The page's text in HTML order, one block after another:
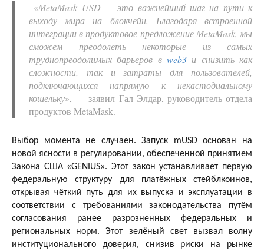
«MetaMask USD — это важнейший шаг на пути к
выходу мира на блокчейн. Благодаря встроенной
интеграции в продуктовое предложение MetaMask, мы
сможем преодолеть некоторые из самых
труднопреодолимых барьеров в web3 и снизить как
сложности, так и затраты для пользователей,
подключающихся напрямую к некастодиальному
кошельку», — заявил Гал Элдар, руководитель отдела
продуктов MetaMask.
Выбор момента не случаен. Запуск mUSD основан на
новой ясности в регулировании, обеспеченной принятием
Закона США «GENIUS». Этот закон устанавливает первую
федеральную структуру для платёжных стейблкоинов,
открывая чёткий путь для их выпуска и эксплуатации в
соответствии с требованиями законодательства путём
согласования ранее разрозненных федеральных и
региональных норм. Этот зелёный свет вызвал волну
институционального доверия, снизив риски на рынке